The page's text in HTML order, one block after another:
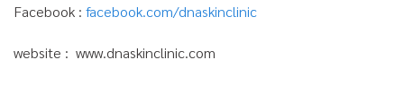
Facebook : facebook.com/dnaskinclinic
website : www.dnaskinclinic.com